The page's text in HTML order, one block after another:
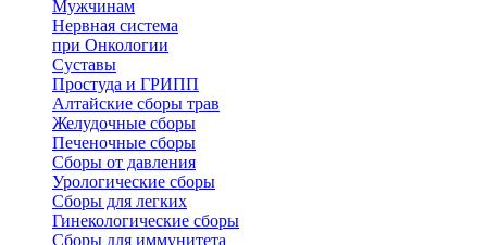
Мужчинам
Нервная система
при Онкологии
Суставы
Простуда и ГРИПП
Алтайские сборы трав
Желудочные сборы
Печеночные сборы
Сборы от давления
Урологические сборы
Сборы для легких
Гинекологические сборы
Сборы для иммунитета